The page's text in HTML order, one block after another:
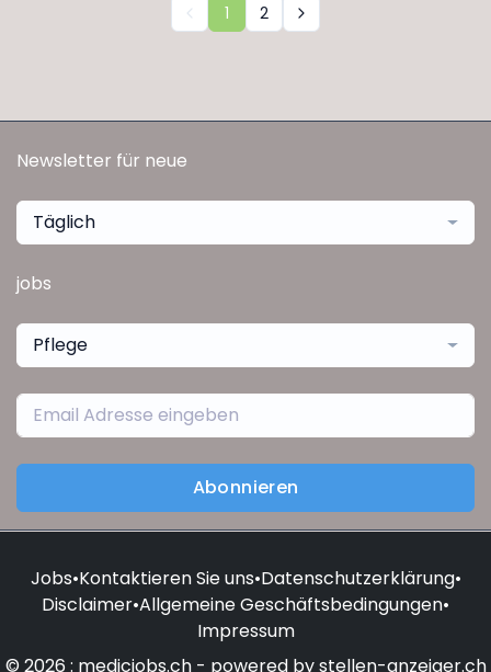
1 2
Newsletter für neue
Täglich
jobs
Pflege
Abonnieren
Jobs•Kontaktieren Sie uns•Datenschutzerklärung•
Disclaimer•Allgemeine Geschäftsbedingungen•
Impressum
© 2026 : medicjobs.ch - powered by stellen-anzeiger.ch